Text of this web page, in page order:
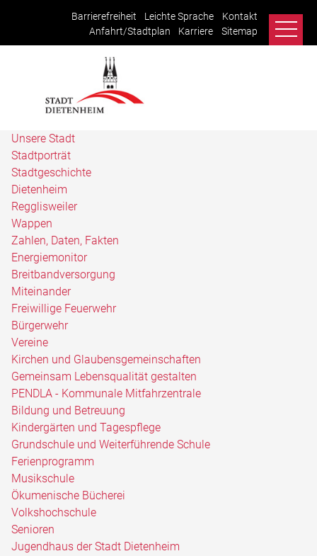
Barrierefreiheit Leichte Sprache
Kontakt
Anfahrt/Stadtplan
Karriere Sitemap
Unsere Stadt
Stadtporträt
Stadtgeschichte
Dietenheim
Regglisweiler
Wappen
Zahlen, Daten, Fakten
Energiemonitor
Breitbandversorgung
Miteinander
Freiwillige Feuerwehr
Bürgerwehr
Vereine
Kirchen und Glaubensgemeinschaften
Gemeinsam Lebensqualität gestalten
PENDLA - Kommunale Mitfahrzentrale
Bildung und Betreuung
Kindergärten und Tagespflege
Grundschule und Weiterführende Schule
Ferienprogramm
Musikschule
Ökumenische Bücherei
Volkshochschule
Senioren
Jugendhaus der Stadt Dietenheim